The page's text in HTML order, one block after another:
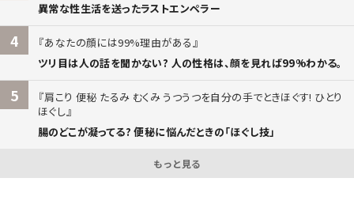
異常な性生活を送ったラストエンペラー
4
あなたの顔には99%理由がある
ツリ目は人の話を聞かない? 人の性格は、顔を見れば99%わかる。
5
肩こり 便秘 たるみ むくみ うつうつを自分の手でときほぐす! ひとり
ほぐし
腸のどこが凝ってる? 便秘に悩んだときの「ほぐし技」
もっと見る